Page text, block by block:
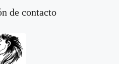
de contacto